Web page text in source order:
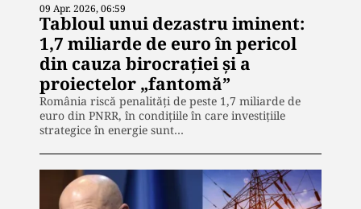
09 Apr. 2026, 06:59
Tabloul unui dezastru iminent:
1,7 miliarde de euro în pericol
din cauza birocrației și a
proiectelor „fantomă”
România riscă penalități de peste 1,7 miliarde de
euro din PNRR, în condițiile în care investițiile
strategice în energie sunt…